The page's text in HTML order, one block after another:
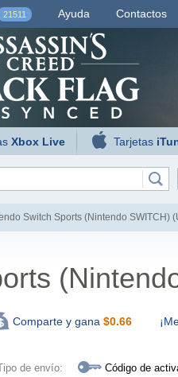
21511 Ayuda Contactos
Xbox Live Tarjetas
Switch Sports (Nintendo SWITCH)
Comparte y gana $0.66
de envío: Código de